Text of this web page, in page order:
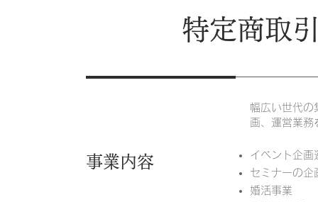
特定商取
​事業内容
幅広い世代の
画、運営業務
イベント企画
セミナーの企
婚活事業